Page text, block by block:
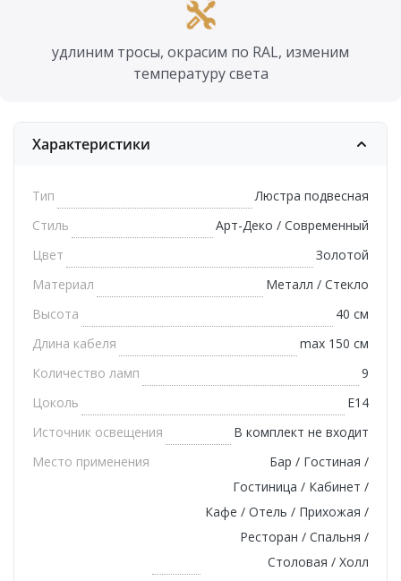
удлиним тросы, окрасим по RAL, изменим
температуру света
Характеристики
Тип
Люстра подвесная
Стиль
Арт-Деко / Современный
Цвет
Золотой
Материал
Металл / Стекло
Высота
40 см
Длина кабеля
max 150 см
Количество ламп
9
Цоколь
E14
Источник освещения
В комплект не входит
Место применения
Бар / Гостиная /
Гостиница / Кабинет /
Кафе / Отель / Прихожая /
Ресторан / Спальня /
Столовая / Холл